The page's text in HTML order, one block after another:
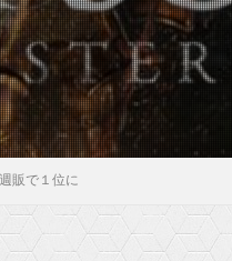
販で１位に